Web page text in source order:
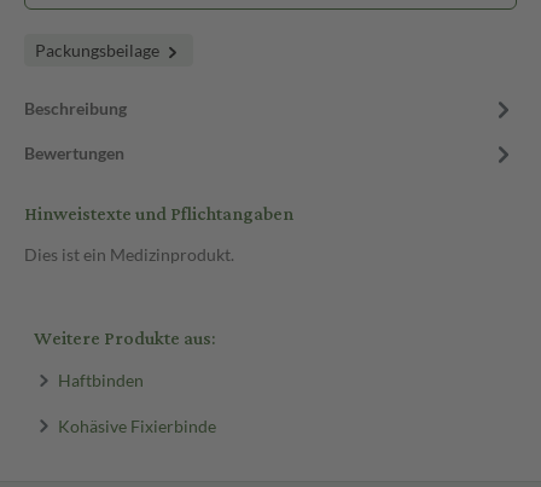
Packungsbeilage
Beschreibung
Bewertungen
Hinweistexte und Pflichtangaben
Dies ist ein Medizinprodukt.
Weitere Produkte aus:
Haftbinden
Kohäsive Fixierbinde